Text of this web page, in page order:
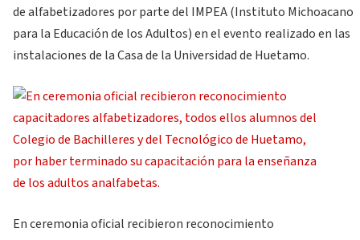
de alfabetizadores por parte del IMPEA (Instituto Michoacano
para la Educación de los Adultos) en el evento realizado en las
instalaciones de la Casa de la Universidad de Huetamo.
En ceremonia oficial recibieron reconocimiento